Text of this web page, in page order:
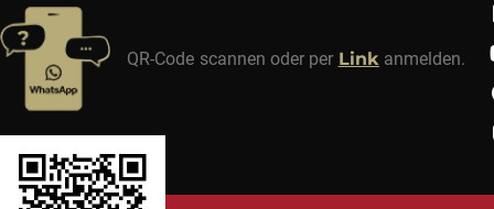
QR-Code scannen oder per Linkanmelden.